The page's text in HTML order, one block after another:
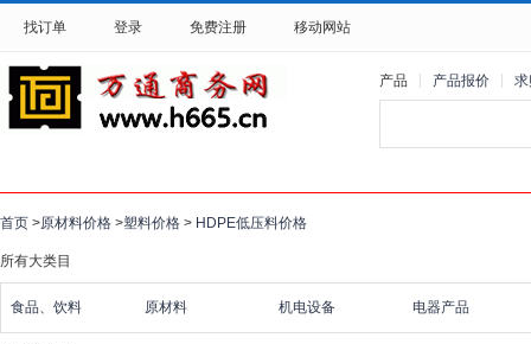
找订单 登录 免费注册 移动网站
产品 产品报价
首页 >原材料价格 >塑料价格 > HDPE低压料价格
所有大类目
食品、饮料 原材料 机电设备 电器产品